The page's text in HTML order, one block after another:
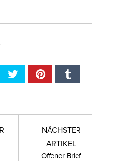
NÄCHSTER
ARTIKEL
Offener Brief